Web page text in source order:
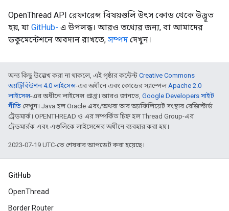
OpenThread API রেফারেন্স বিষয়গুলি উৎস কোড থেকে উদ্ভূত
হয়, যা GitHub- এ উপলব্ধ। আরও তথ্যের জন্য, বা আমাদের
ডকুমেন্টেশনে অবদান রাখতে, সম্পদ দেখুন।
অন্য কিছু উল্লেখ করা না থাকলে, এই পৃষ্ঠার কন্টেন্ট Creative Commons
অ্যাট্রিবিউশন 4.0 লাইসেন্স-এর অধীনে এবং কোডের স্যাম্পেলApache 2.0
লাইসেন্স-এর অধীনে লাইসেন্স প্রাপ্ত। আরও জানতে, Google Developers সাইট
নীতি দেখুন। Java হল Oracle এবং/অথবা তার অ্যাফিলিয়েট সংস্থার রেজিস্টার্ড
ট্রেডমার্ক। OPENTHREAD ও এর সম্পর্কিত চিহ্ন হল Thread Group-এর
ট্রেডমার্রক এবং এগুলিকে লাইসেন্সের অধীনে ব্যবহার করা হয়।
2023-07-19 UTC-তে শেষবার আপডেট করা হয়েছে।
GitHub
OpenThread
Border Router